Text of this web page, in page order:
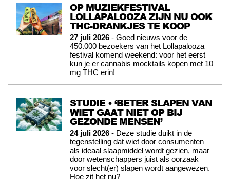
OP MUZIEKFESTIVAL
LOLLAPALOOZA ZIJN NU OOK
THC-DRANKJES TE KOOP
27 juli 2026 - Goed nieuws voor de
450.000 bezoekers van het Lollapalooza
festival komend weekend: voor het eerst
kun je er cannabis mocktails kopen met 10
mg THC erin!
STUDIE • ‘BETER SLAPEN VAN
WIET GAAT NIET OP BIJ
GEZONDE MENSEN’
24 juli 2026 - Deze studie duikt in de
tegenstelling dat wiet door consumenten
als ideaal slaapmiddel wordt gezien, maar
door wetenschappers juist als oorzaak
voor slecht(er) slapen wordt aangewezen.
Hoe zit het nu?